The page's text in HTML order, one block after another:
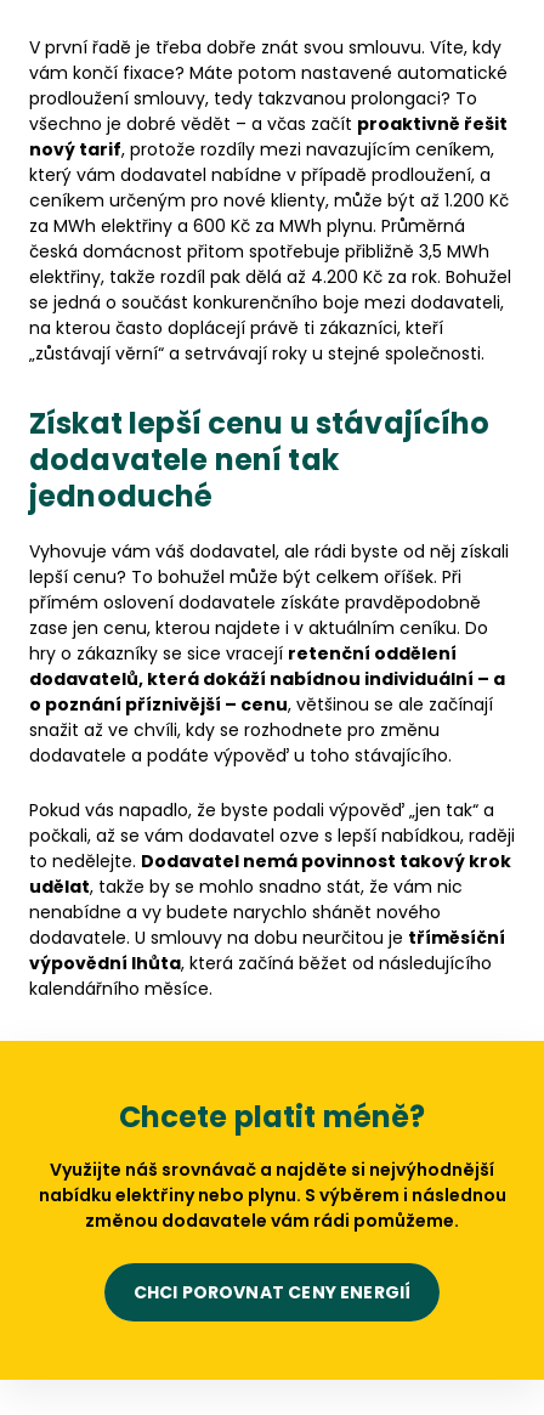
V první řadě je třeba dobře znát svou smlouvu. Víte, kdy
vám končí fixace? Máte potom nastavené automatické
prodloužení smlouvy, tedy takzvanou prolongaci? To
všechno je dobré vědět – a včas začít proaktivně řešit
nový tarif, protože rozdíly mezi navazujícím ceníkem,
který vám dodavatel nabídne v případě prodloužení, a
ceníkem určeným pro nové klienty, může být až 1.200 Kč
za MWh elektřiny a 600 Kč za MWh plynu. Průměrná
česká domácnost přitom spotřebuje přibližně 3,5 MWh
elektřiny, takže rozdíl pak dělá až 4.200 Kč za rok. Bohužel
se jedná o součást konkurenčního boje mezi dodavateli,
na kterou často doplácejí právě ti zákazníci, kteří
„zůstávají věrní“ a setrvávají roky u stejné společnosti.
Získat lepší cenu u stávajícího
dodavatele není tak
jednoduché
Vyhovuje vám váš dodavatel, ale rádi byste od něj získali
lepší cenu? To bohužel může být celkem oříšek. Při
přímém oslovení dodavatele získáte pravděpodobně
zase jen cenu, kterou najdete i v aktuálním ceníku. Do
hry o zákazníky se sice vracejí retenční oddělení
dodavatelů, která dokáží nabídnou individuální – a
o poznání příznivější – cenu, většinou se ale začínají
snažit až ve chvíli, kdy se rozhodnete pro změnu
dodavatele a podáte výpověď u toho stávajícího.
Pokud vás napadlo, že byste podali výpověď „jen tak“ a
počkali, až se vám dodavatel ozve s lepší nabídkou, raději
to nedělejte. Dodavatel nemá povinnost takový krok
udělat, takže by se mohlo snadno stát, že vám nic
nenabídne a vy budete narychlo shánět nového
dodavatele. U smlouvy na dobu neurčitou je tříměsíční
výpovědní lhůta, která začíná běžet od následujícího
kalendářního měsíce.
Chcete platit méně?
Využijte náš srovnávač a najděte si nejvýhodnější
nabídku elektřiny nebo plynu. S výběrem i následnou
změnou dodavatele vám rádi pomůžeme.
CHCI POROVNAT CENY ENERGIÍ